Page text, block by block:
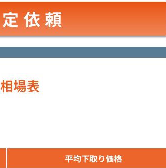
依頼
場表
平均下取り価格